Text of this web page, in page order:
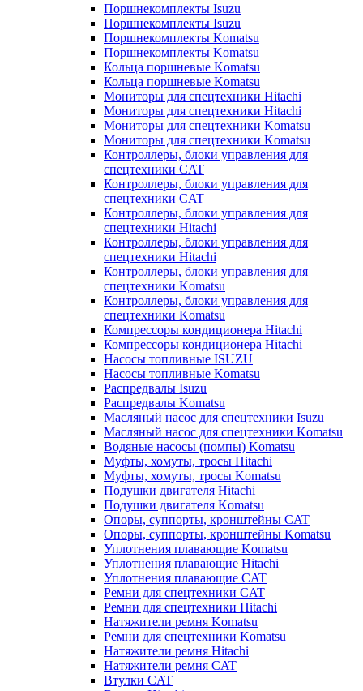
Поршнекомплекты Isuzu
Поршнекомплекты Isuzu
Поршнекомплекты Komatsu
Поршнекомплекты Komatsu
Кольца поршневые Komatsu
Кольца поршневые Komatsu
Мониторы для спецтехники Hitachi
Мониторы для спецтехники Hitachi
Мониторы для спецтехники Komatsu
Мониторы для спецтехники Komatsu
Контроллеры, блоки управления для
спецтехники CAT
Контроллеры, блоки управления для
спецтехники CAT
Контроллеры, блоки управления для
спецтехники Hitachi
Контроллеры, блоки управления для
спецтехники Hitachi
Контроллеры, блоки управления для
спецтехники Komatsu
Контроллеры, блоки управления для
спецтехники Komatsu
Компрессоры кондиционера Hitachi
Компрессоры кондиционера Hitachi
Насосы топливные ISUZU
Насосы топливные Komatsu
Распредвалы Isuzu
Распредвалы Komatsu
Масляный насос для спецтехники Isuzu
Масляный насос для спецтехники Komatsu
Водяные насосы (помпы) Komatsu
Муфты, хомуты, тросы Hitachi
Муфты, хомуты, тросы Komatsu
Подушки двигателя Hitachi
Подушки двигателя Komatsu
Опоры, суппорты, кронштейны CAT
Опоры, суппорты, кронштейны Komatsu
Уплотнения плавающие Komatsu
Уплотнения плавающие Hitachi
Уплотнения плавающие CAT
Ремни для спецтехники CAT
Ремни для спецтехники Hitachi
Натяжители ремня Komatsu
Ремни для спецтехники Komatsu
Натяжители ремня Hitachi
Натяжители ремня CAT
Втулки CAT